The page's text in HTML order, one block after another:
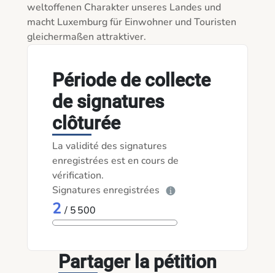
weltoffenen Charakter unseres Landes und
macht Luxemburg für Einwohner und Touristen
gleichermaßen attraktiver.
Période de collecte
de signatures
clôturée
La validité des signatures
enregistrées est en cours de
vérification.
Signatures enregistrées
2 / 5 500
Partager la pétition